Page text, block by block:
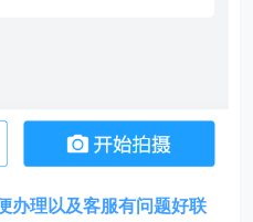
办理以及客服有问题好联